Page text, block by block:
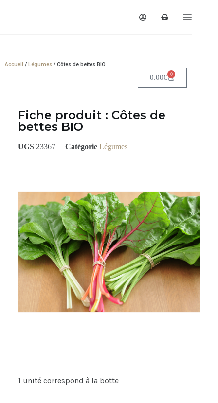
Accueil / Légumes / Côtes de bettes BIO
0.00€ 0
Fiche produit : Côtes de
bettes BIO
UGS 23367 Catégorie Légumes
1 unité correspond à la botte